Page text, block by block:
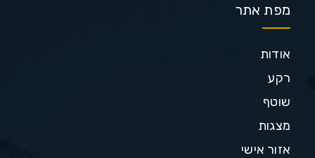
מפת אתר
אודות
רקע
שוטף
מצגות
אזור אישי